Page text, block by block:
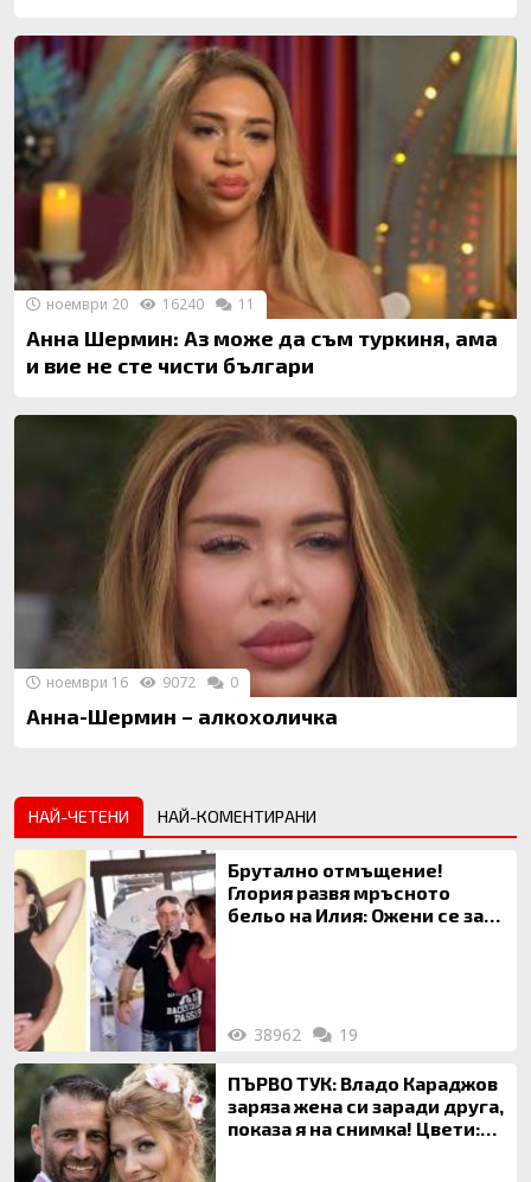
Анна Шермин: Аз може да съм туркиня, ама
и вие не сте чисти българи
ноември 20 16240 11
Анна-Шермин – алкохоличка
ноември 16 9072 0
НАЙ-ЧЕТЕНИ НАЙ-КОМЕНТИРАНИ
Брутално отмъщение!
Глория развя мръсното
бельо на Илия: Ожени се за
38962 19
ПЪРВО ТУК: Владо Караджов
заряза жена си заради друга,
показа я на снимка! Цвети: